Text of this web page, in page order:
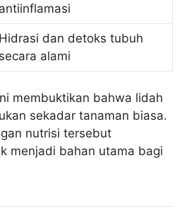
antiinflamasi
Hidrasi dan detoks tubuh
secara alami
membuktikan bahwa lidah
sekadar tanaman biasa.
nutrisi tersebut
menjadi bahan utama bagi